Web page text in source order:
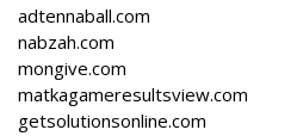
adtennaball.com
nabzah.com
mongive.com
matkagameresultsview.com
getsolutionsonline.com